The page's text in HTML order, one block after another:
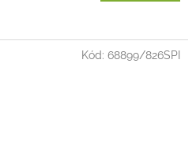
A
Kód: 68899/826SPI